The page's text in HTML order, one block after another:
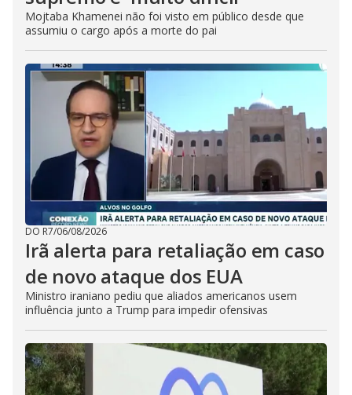
Mojtaba Khamenei não foi visto em público desde que
assumiu o cargo após a morte do pai
DO R7/06/08/2026
Irã alerta para retaliação em caso
de novo ataque dos EUA
Ministro iraniano pediu que aliados americanos usem
influência junto a Trump para impedir ofensivas